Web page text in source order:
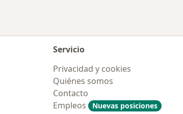
Servicio
Privacidad y cookies
Quiénes somos
Contacto
Empleos
Nuevas posiciones